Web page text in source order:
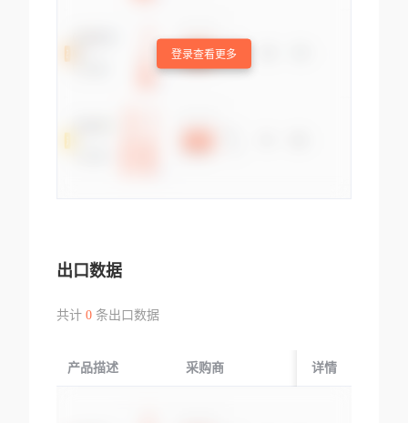
登录查看更多
出口数据
共计 0条出口数据
产品描述 采购商 起运国/地区
详情